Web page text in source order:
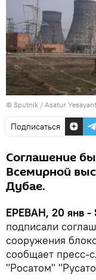
© Sputnik / Asatur
Подписаться
Соглашение
Всемирной
Дубае.
ЕРЕВАН, 20 янв -
подписали
сооружения
сообщает пресс-
"Росатом"